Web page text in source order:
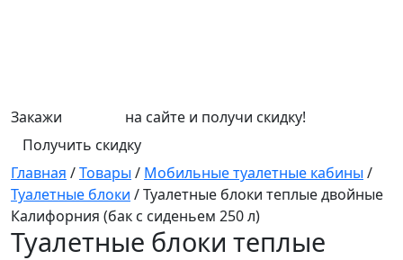
Закажи
на сайте и получи скидку!
Получить скидку
Главная /Товары / Мобильные туалетные кабины /
Туалетные блоки /Туалетные блоки теплые двойные
Калифорния (бак c сиденьем 250 л)
Туалетные блоки теплые